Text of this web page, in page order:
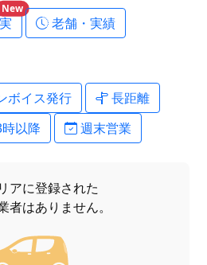
New
老舗・実績
ボイス発行
長距離
以降 週末営業
アに登録された
者はありません。